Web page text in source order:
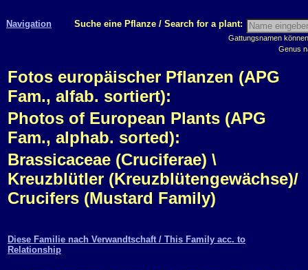
Navigation Suche eine Pflanze / Search for a plant:
Gattungsnamen
Genus
Fotos europäischer Pflanzen (APG
Fam., alfab. sortiert):
Photos of European Plants (APG
Fam., alphab. sorted):
Brassicaceae (Cruciferae) \
Kreuzblütler (Kreuzblütengewächse)/
Crucifers (Mustard Family)
Diese Familie nach Verwandtschaft / This Family acc. to
Relationship